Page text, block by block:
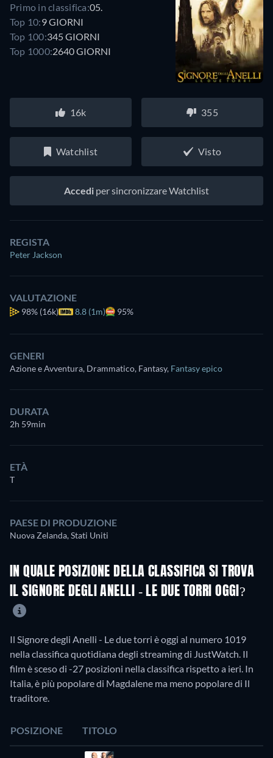
Primo in classifica:05.
Top 10:9 GIORNI
Top 100:345 GIORNI
Top 1000:2640 GIORNI
16k 355
Watchlist Visto
Accedi per sincronizzare Watchlist
REGISTA
Peter Jackson
VALUTAZIONE
98% (16k) 8.8 (1m) 95%
GENERI
Azione e Avventura, Drammatico, Fantasy, Fantasy epico
DURATA
2h 59min
ETÀ
T
PAESE DI PRODUZIONE
Nuova Zelanda, Stati Uniti
IN QUALE POSIZIONE DELLA CLASSIFICA SI TROVA
IL SIGNORE DEGLI ANELLI - LE DUE TORRI OGGI?
Il Signore degli Anelli - Le due torri è oggi al numero 1019
nella classifica quotidiana degli streaming di JustWatch. Il
film è sceso di -27 posizioni nella classifica rispetto a ieri. In
Italia, è più popolare di Magdalene ma meno popolare di Il
traditore.
POSIZIONE TITOLO